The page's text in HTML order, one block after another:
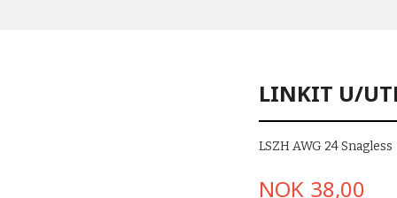
LINKIT U/
LSZH AWG 24 Snagless
Pris
NOK 38,00